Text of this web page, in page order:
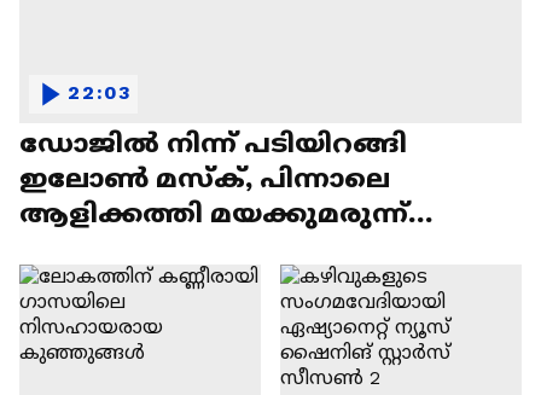
ഡോജിൽ നിന്ന് പടിയിറങ്ങി
ഇലോൺ മസ്ക്, പിന്നാലെ
ആളിക്കത്തി മയക്കുമരുന്ന്
22:03